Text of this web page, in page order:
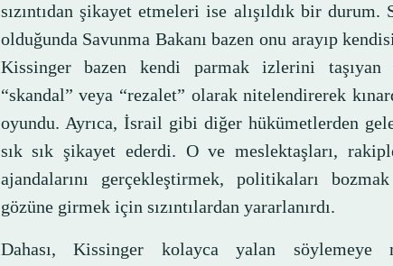
sızıntıdan şikayet etmeleri ise alışıldık bir
olduğunda Savunma Bakanı bazen onu arayıp
Kissinger bazen kendi parmak izlerini taşıyan
“skandal” veya “rezalet” olarak nitelendirerek
oyundu. Ayrıca, İsrail gibi diğer hükümetlerden
sık sık şikayet ederdi. O ve meslektaşları,
ajandalarını gerçekleştirmek, politikaları
gözüne girmek için sızıntılardan yararlanırdı.
Dahası, Kissinger kolayca yalan söylemeye